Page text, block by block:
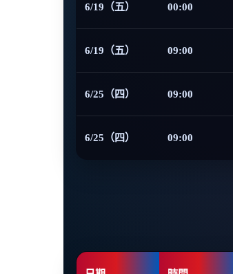
6/19（五） 00:00
6/19（五） 09:00
6/25（四） 09:00
6/25（四） 09:00